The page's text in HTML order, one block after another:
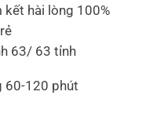
kết hài lòng 100%
63/ 63 tỉnh
60-120 phút